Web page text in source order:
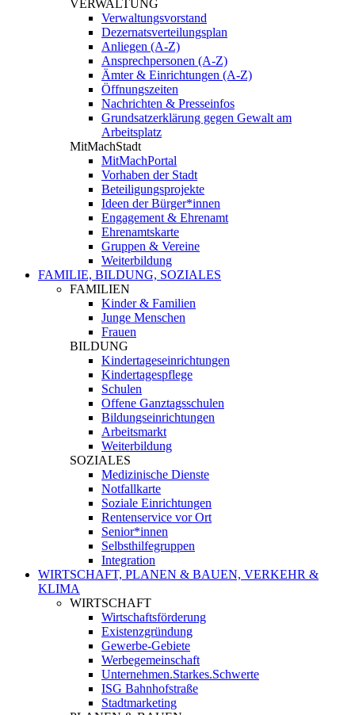
VERWALTUNG
Verwaltungsvorstand
Dezernatsverteilungsplan
Anliegen (A-Z)
Ansprechpersonen (A-Z)
Ämter & Einrichtungen (A-Z)
Öffnungszeiten
Nachrichten & Presseinfos
Grundsatzerklärung gegen Gewalt am
Arbeitsplatz
MitMachStadt
MitMachPortal
Vorhaben der Stadt
Beteiligungsprojekte
Ideen der Bürger*innen
Engagement & Ehrenamt
Ehrenamtskarte
Gruppen & Vereine
Weiterbildung
FAMILIE, BILDUNG, SOZIALES
FAMILIEN
Kinder & Familien
Junge Menschen
Frauen
BILDUNG
Kindertageseinrichtungen
Kindertagespflege
Schulen
Offene Ganztagsschulen
Bildungseinrichtungen
Arbeitsmarkt
Weiterbildung
SOZIALES
Medizinische Dienste
Notfallkarte
Soziale Einrichtungen
Rentenservice vor Ort
Senior*innen
Selbsthilfegruppen
Integration
WIRTSCHAFT, PLANEN & BAUEN, VERKEHR &
KLIMA
WIRTSCHAFT
Wirtschaftsförderung
Existenzgründung
Gewerbe-Gebiete
Werbegemeinschaft
Unternehmen.Starkes.Schwerte
ISG Bahnhofstraße
Stadtmarketing